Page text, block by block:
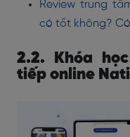
Review trung
có tốt không?
2.2. Khóa
tiếp online